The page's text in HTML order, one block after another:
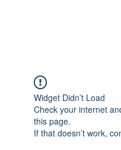
Widget Didn’t Load
Check your internet
this page.
If that doesn’t work,